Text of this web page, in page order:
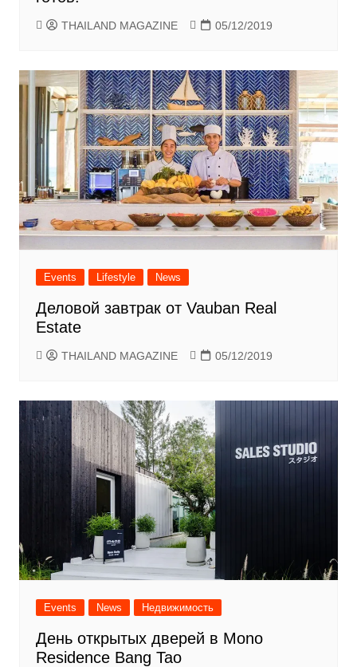
THAILAND MAGAZINE 05/12/2019
Events Lifestyle News
Деловой завтрак от Vauban Real
Estate
THAILAND MAGAZINE 05/12/2019
Events News Недвижимость
День открытых дверей в Mono
Residence Bang Tao